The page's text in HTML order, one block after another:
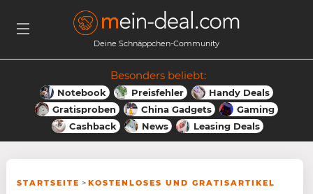
Deine Schnäppchen-Community
Besonders beliebt:
Notebook Preisfehler
Handy Deals
Gratisproben
China Gadgets
Gaming
Cashback
News Leasing Deals
STARTSEITE > KOSTENLOSES UND GRATISARTIKEL